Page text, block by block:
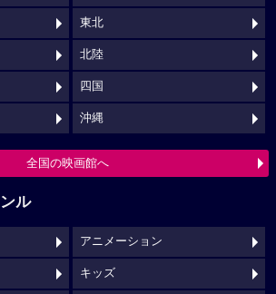
東北
北陸
四国
沖縄
全国の映画館へ
ル
アニメーション
キッズ